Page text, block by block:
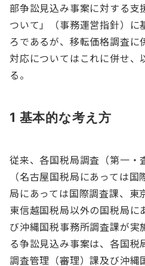
部争訟見込み事案に対する支
ついて」（事務運営指針）に
ろであるが、移転価格調査に
対応についてはこれに併せ、
る。
1 基本的な考え方
従来、各国税局調査（第一・
（名古屋国税局にあっては
局にあっては国際調査課、東
東信越国税局以外の国税局に
び沖縄国税事務所調査課が実
る争訟見込み事案は、各国
調査管理（審理）課及び沖縄